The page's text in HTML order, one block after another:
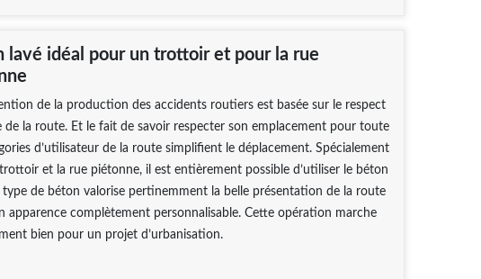
lavé idéal pour un trottoir et pour la rue
de la production des accidents routiers est basée sur le respect
de la route. Et le fait de savoir respecter son emplacement pour toute
d’utilisateur de la route simplifient le déplacement. Spécialement
et la rue piétonne, il est entièrement possible d’utiliser le béton
type de béton valorise pertinemment la belle présentation de la route
apparence complètement personnalisable. Cette opération marche
bien pour un projet d’urbanisation.